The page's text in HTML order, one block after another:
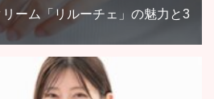
ーム「リルーチェ」の魅力と3